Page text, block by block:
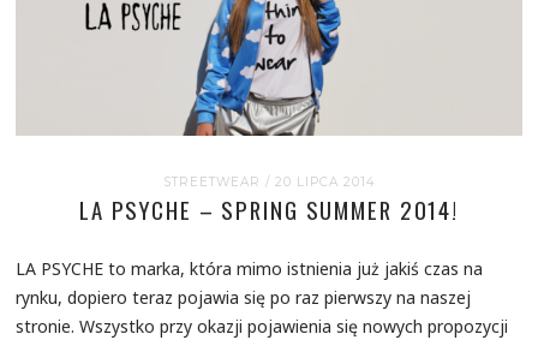
STREETWEAR / 20 LIPCA 2014
LA PSYCHE – SPRING SUMMER 2014!
LA PSYCHE to marka, która mimo istnienia już jakiś czas na
rynku, dopiero teraz pojawia się po raz pierwszy na naszej
stronie. Wszystko przy okazji pojawienia się nowych propozycji